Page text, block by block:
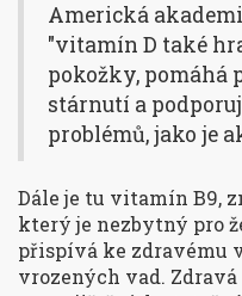
Americká
"vitamín D také
pokožky, pomáhá
stárnutí a
problémů, jako je
Dále je tu vitamín B9,
který je nezbytný pro
přispívá ke zdravému
vrozených vad.